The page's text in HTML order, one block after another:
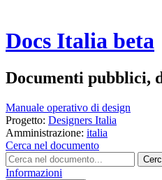
Docs Italia beta
Documenti pubblici,
Manuale operativo di design
Progetto: Designers Italia
Amministrazione: italia
Cerca nel documento
Informazioni